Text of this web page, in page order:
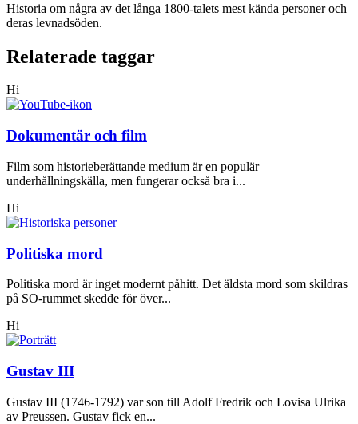
Historia om några av det långa 1800-talets mest kända personer och
deras levnadsöden.
Relaterade taggar
Hi
Dokumentär och film
Film som historieberättande medium är en populär
underhållningskälla, men fungerar också bra i...
Hi
Politiska mord
Politiska mord är inget modernt påhitt. Det äldsta mord som skildras
på SO-rummet skedde för över...
Hi
Gustav III
Gustav III (1746-1792) var son till Adolf Fredrik och Lovisa Ulrika
av Preussen. Gustav fick en...